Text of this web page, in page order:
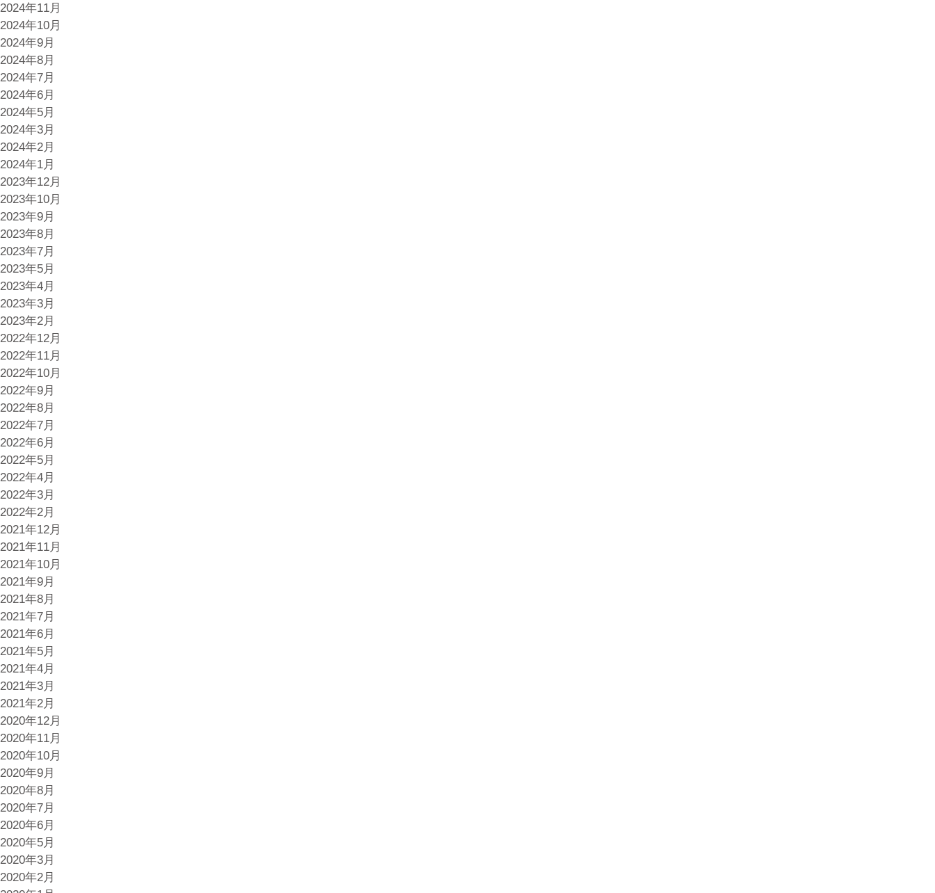
2024年11月
2024年10月
2024年9月
2024年8月
2024年7月
2024年6月
2024年5月
2024年3月
2024年2月
2024年1月
2023年12月
2023年10月
2023年9月
2023年8月
2023年7月
2023年5月
2023年4月
2023年3月
2023年2月
2022年12月
2022年11月
2022年10月
2022年9月
2022年8月
2022年7月
2022年6月
2022年5月
2022年4月
2022年3月
2022年2月
2021年12月
2021年11月
2021年10月
2021年9月
2021年8月
2021年7月
2021年6月
2021年5月
2021年4月
2021年3月
2021年2月
2020年12月
2020年11月
2020年10月
2020年9月
2020年8月
2020年7月
2020年6月
2020年5月
2020年3月
2020年2月